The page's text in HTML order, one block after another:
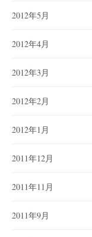
2012年5月
2012年4月
2012年3月
2012年2月
2012年1月
2011年12月
2011年11月
2011年9月